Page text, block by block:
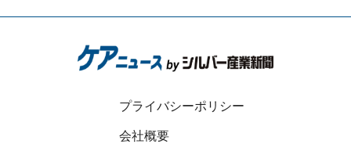
プライバシーポリシー
会社概要